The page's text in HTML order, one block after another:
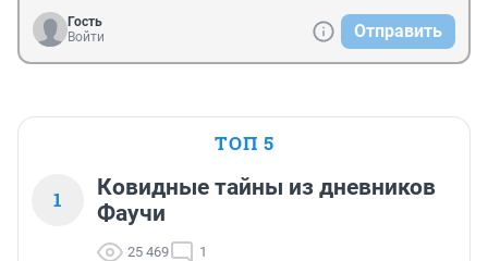
Гость
Войти
Отправить
ТОП 5
1
Ковидные тайны из дневников
Фаучи
25 469 1